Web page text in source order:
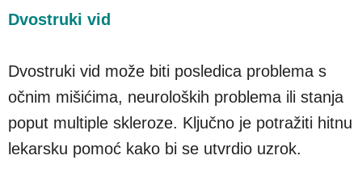
Dvostruki vid
Dvostruki vid može biti posledica problema s
očnim mišićima, neuroloških problema ili stanja
poput multiple skleroze. Ključno je potražiti hitnu
lekarsku pomoć kako bi se utvrdio uzrok.